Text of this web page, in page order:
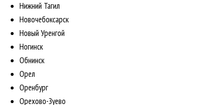
Нижний Тагил
Новочебоксарск
Новый Уренгой
Ногинск
Обнинск
Орел
Оренбург
Орехово-Зуево